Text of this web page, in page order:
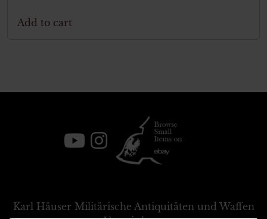
Add to cart
Karl Häuser Militärische Antiquitäten und Waffen